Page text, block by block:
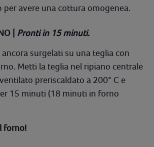
per avere una cottura omogenea.
| Pronti in 15 minuti.
surgelati su una teglia con
Metti la teglia nel ripiano centrale
preriscaldato a 200° C e
15 minuti (18 minuti in forno
forno!